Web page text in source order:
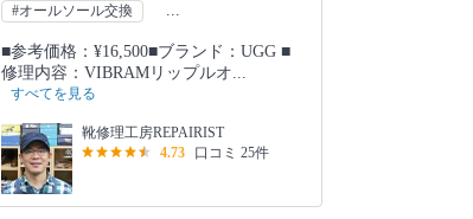
#オールソール交換
...
■参考価格：¥16,500■ブランド：UGG ■
修理内容：VIBRAMリップルオ...
すべてを見る
靴修理工房REPAIRIST
4.73
口コミ 25件